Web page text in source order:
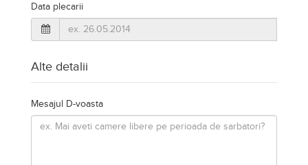
Data plecarii
Alte detalii
Mesajul D-voasta